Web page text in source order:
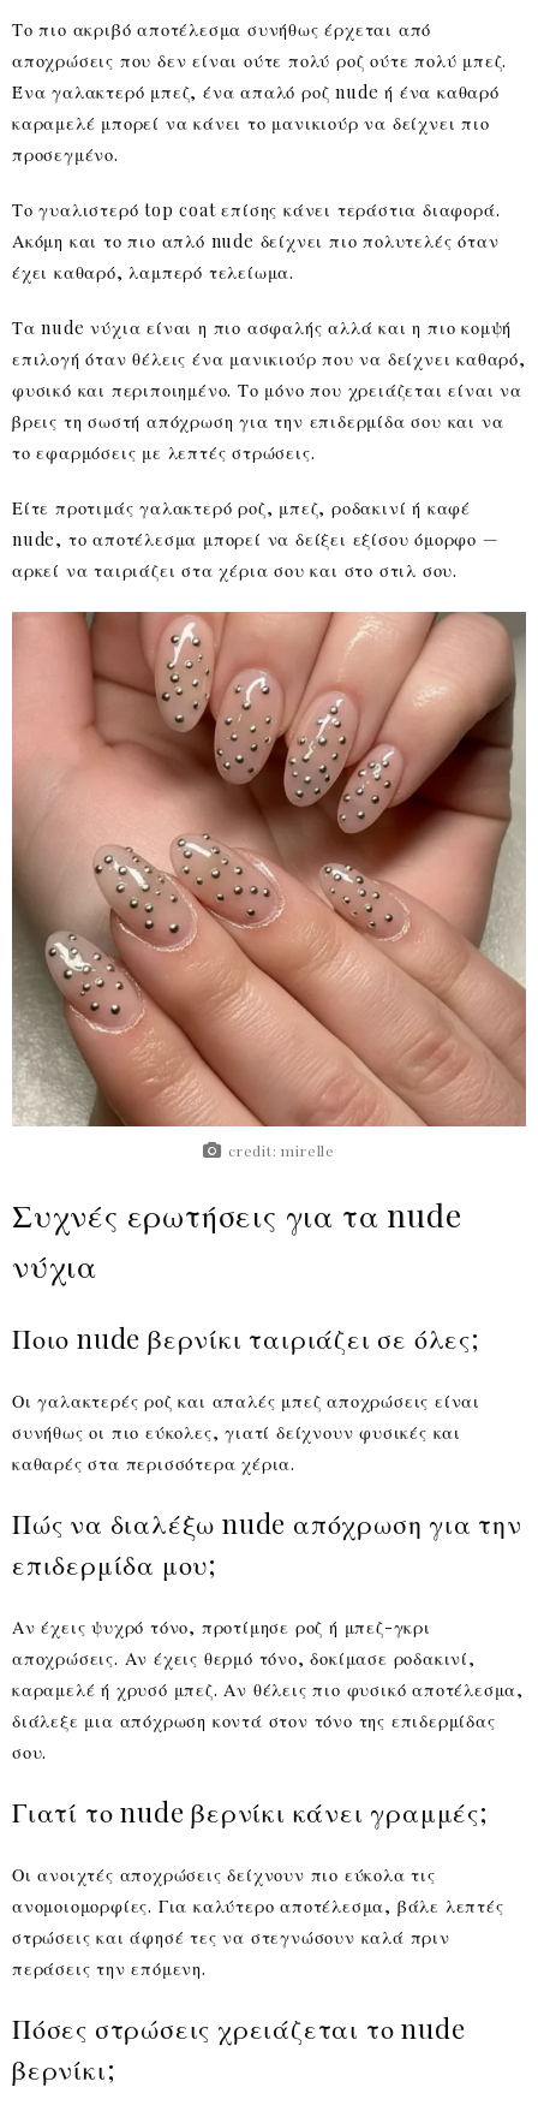
Το πιο ακριβό αποτέλεσμα συνήθως έρχεται από
αποχρώσεις που δεν είναι ούτε πολύ ροζ ούτε πολύ μπεζ.
Ένα γαλακτερό μπεζ, ένα απαλό ροζ nude ή ένα καθαρό
καραμελέ μπορεί να κάνει το μανικιούρ να δείχνει πιο
προσεγμένο.
Το γυαλιστερό top coat επίσης κάνει τεράστια διαφορά.
Ακόμη και το πιο απλό nude δείχνει πιο πολυτελές όταν
έχει καθαρό, λαμπερό τελείωμα.
Τα nude νύχια είναι η πιο ασφαλής αλλά και η πιο κομψή
επιλογή όταν θέλεις ένα μανικιούρ που να δείχνει καθαρό,
φυσικό και περιποιημένο. Το μόνο που χρειάζεται είναι να
βρεις τη σωστή απόχρωση για την επιδερμίδα σου και να
το εφαρμόσεις με λεπτές στρώσεις.
Είτε προτιμάς γαλακτερό ροζ, μπεζ, ροδακινί ή καφέ
nude, το αποτέλεσμα μπορεί να δείξει εξίσου όμορφο —
αρκεί να ταιριάζει στα χέρια σου και στο στιλ σου.
credit: mirelle
Συχνές ερωτήσεις για τα nude
νύχια
Ποιο nude βερνίκι ταιριάζει σε όλες;
Οι γαλακτερές ροζ και απαλές μπεζ αποχρώσεις είναι
συνήθως οι πιο εύκολες, γιατί δείχνουν φυσικές και
καθαρές στα περισσότερα χέρια.
Πώς να διαλέξω nude απόχρωση για την
επιδερμίδα μου;
Αν έχεις ψυχρό τόνο, προτίμησε ροζ ή μπεζ-γκρι
αποχρώσεις. Αν έχεις θερμό τόνο, δοκίμασε ροδακινί,
καραμελέ ή χρυσό μπεζ. Αν θέλεις πιο φυσικό αποτέλεσμα,
διάλεξε μια απόχρωση κοντά στον τόνο της επιδερμίδας
σου.
Γιατί το nude βερνίκι κάνει γραμμές;
Οι ανοιχτές αποχρώσεις δείχνουν πιο εύκολα τις
ανομοιομορφίες. Για καλύτερο αποτέλεσμα, βάλε λεπτές
στρώσεις και άφησέ τες να στεγνώσουν καλά πριν
περάσεις την επόμενη.
Πόσες στρώσεις χρειάζεται το nude
βερνίκι;